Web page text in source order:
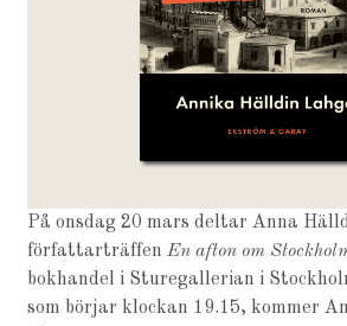
På onsdag 20 mars deltar Anna
författarträffenEn afton om
bokhandel i Sturegallerian i
som börjar klockan 19.15, kommer